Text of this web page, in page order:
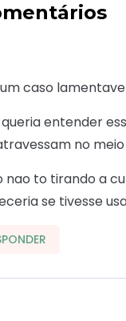
caso
entender
no
nao to tirando a
se tivesse